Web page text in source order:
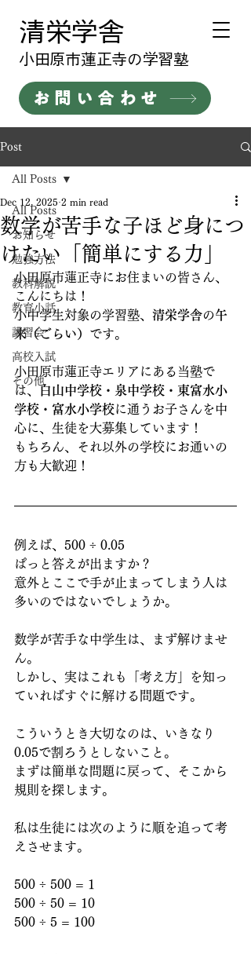
清栄学舎
​小田原市蓮正寺の学習塾
お問い合わせ
Post
All Posts
お知らせ
勉強方法
教科解説
教育小話
講習会
高校入試
その他
All Posts
数学が苦手な子ほど身につ
けたい「簡単にする力」
Dec 12, 2025 2 min read
小田原市蓮正寺にお住まいの皆さん、
こんにちは！
小中学生対象の学習塾、 清栄学舎の午
来（ごらい） です。
小田原市蓮正寺エリアにある当塾で
は、 白山中学校・泉中学校・東富水小
学校・富水小学校に通うお子さんを中
心に、生徒を大募集しています！
もちろん、それ以外の学校にお通いの
方も大歓迎！
例えば、500 ÷ 0.05
ぱっと答えが出ますか？
意外とここで手が止まってしまう人は
多いのではないでしょうか。
数学が苦手な中学生は、まず解けませ
ん。
しかし、実はこれも「考え方」を知っ
ていればすぐに解ける問題です。
こういうとき大切なのは、いきなり
0.05で割ろうとしないこと。
まずは簡単な問題に戻って、そこから
規則を探します。
私は生徒には次のように順を追って考
えさせます。
500 ÷ 500 = 1
500 ÷ 50 = 10
500 ÷ 5 = 100